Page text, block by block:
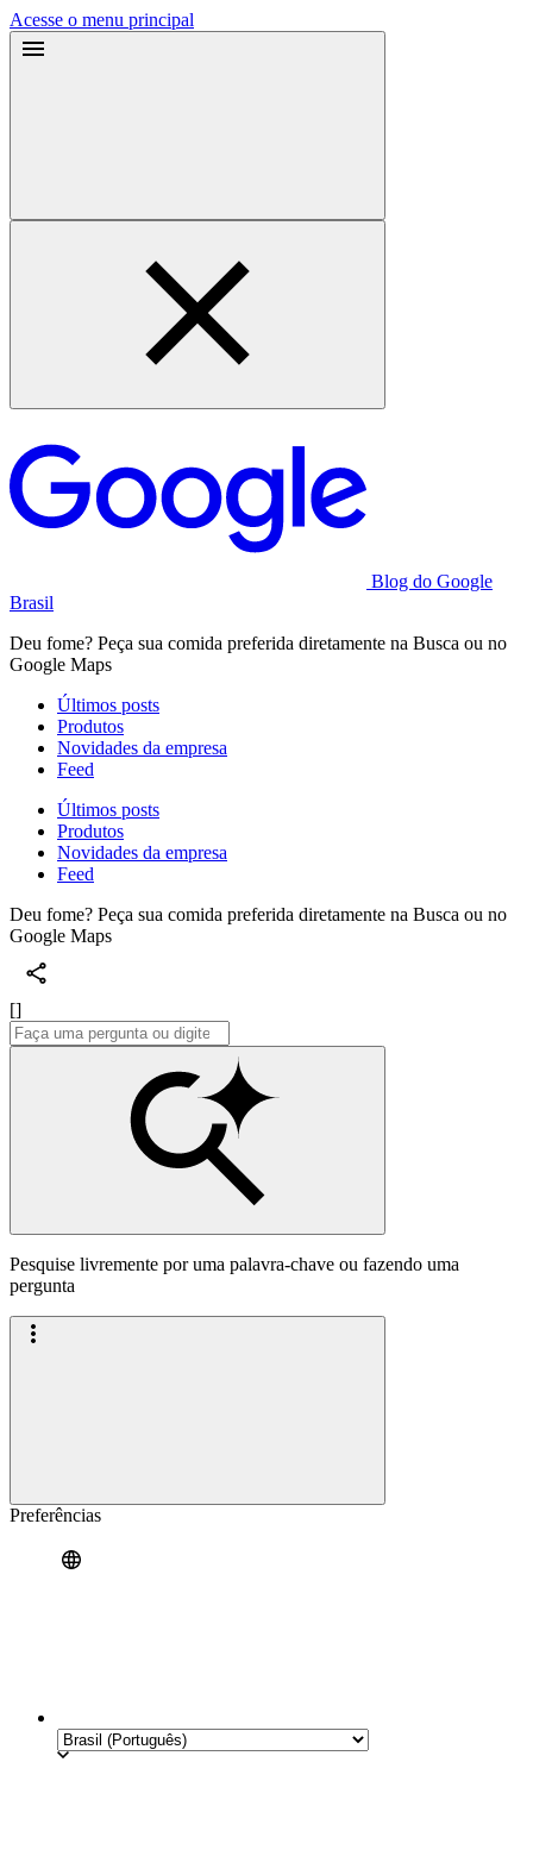
Acesse o menu principal
Blog do Google
Brasil
Deu fome? Peça sua comida preferida diretamente na Busca ou no
Google Maps
Últimos posts
Produtos
Novidades da empresa
Feed
Últimos posts
Produtos
Novidades da empresa
Feed
Deu fome? Peça sua comida preferida diretamente na Busca ou no
Google Maps
[]
Pesquise livremente por uma palavra-chave ou fazendo uma
pergunta
Preferências